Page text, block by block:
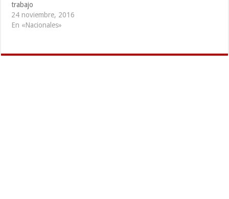
trabajo
24 noviembre, 2016
En «Nacionales»